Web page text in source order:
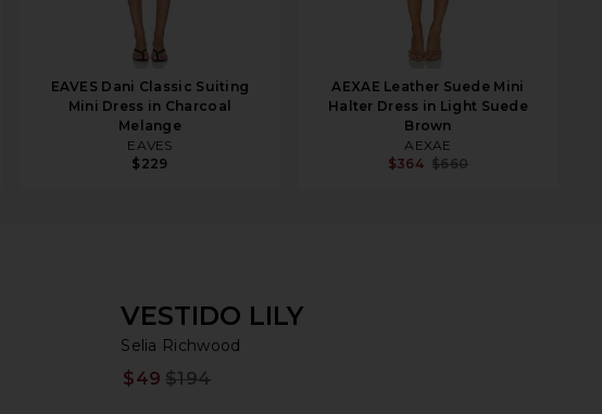
EAVES Dani Classic Suiting
Mini Dress in Charcoal
Melange
EAVES
$229
AEXAE Leather Suede Mini
Halter Dress in Light Suede
Brown
AEXAE
$364 $660
VESTIDO LILY
Selia Richwood
$49 $194